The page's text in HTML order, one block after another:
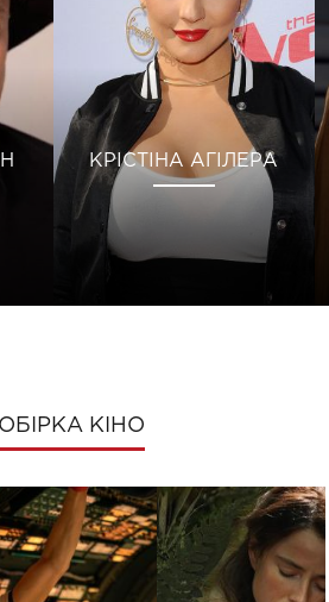
КРІСТІНА АГІЛЕРА
КІНО